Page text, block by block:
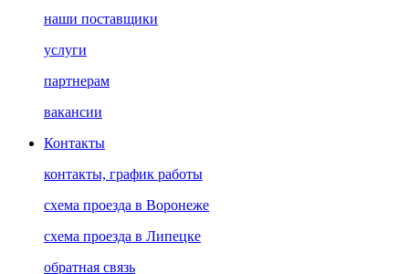
наши поставщики
услуги
партнерам
вакансии
Контакты
контакты, график работы
схема проезда в Воронеже
схема проезда в Липецке
обратная связь